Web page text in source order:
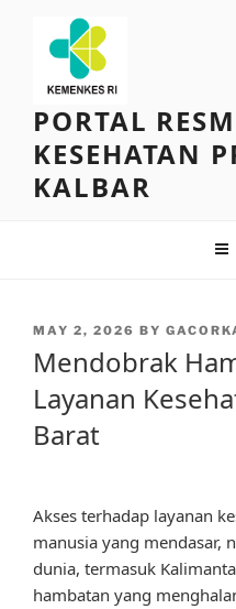
content
PORTAL
KESEHATAN
KALBAR
POSTED
MAY 2, 2026 BY
Mendobrak
Layanan
Barat
Akses terhadap layanan
manusia yang mendasar,
dunia, termasuk
hambatan yang